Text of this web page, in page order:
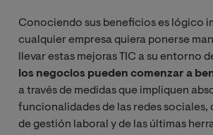
Conociendo sus beneficios es lógico
cualquier empresa quiera ponerse
llevar estas mejoras TIC a su entorno
los negocios pueden comenzar a
a través de medidas que impliquen
funcionalidades de las redes sociales,
de gestión laboral y de las últimas